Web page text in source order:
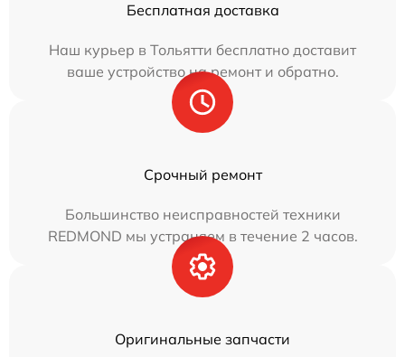
Бесплатная доставка
Наш курьер в Тольятти бесплатно доставит
ваше устройство на ремонт и обратно.
Срочный ремонт
Большинство неисправностей техники
REDMOND мы устраняем в течение 2 часов.
Оригинальные запчасти